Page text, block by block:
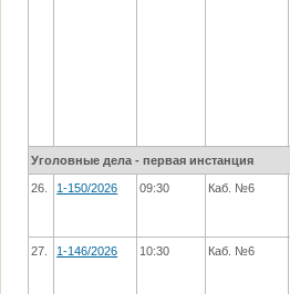
Уголовные дела - первая инстанция
26. 1-150/2026 09:30 Каб. №6
27. 1-146/2026 10:30 Каб. №6